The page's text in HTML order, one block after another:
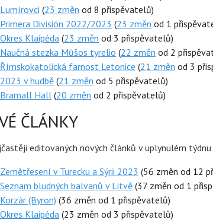
Lumírovci (23 změn od 8 přispěvatelů)
Primera División 2022/2023 (23 změn od 1
Okres Klaipėda (23 změn od 3 přispěvatelů)
Naučná stezka Mūšos tyrelio (22 změn od 2
Římskokatolická farnost Letonice (21 změn od 3
2023 v hudbě (21 změn od 5 přispěvatelů)
Bramall Hall (20 změn od 2 přispěvatelů)
ČLÁNKY
editovaných nových článků v uplynulém týdnu
Zemětřesení v Turecku a Sýrii 2023 (56 změn od 12
Seznam bludných balvanů v Litvě (37 změn od 1
Korzár (Byron) (36 změn od 1 přispěvatelů)
Okres Klaipėda (23 změn od 3 přispěvatelů)